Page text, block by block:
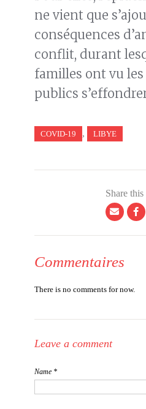
ne vient que
conséquences
conflit, durant
familles ont vu les
publics
COVID-19 , LIBYE
Share
Commentaires
There is no comments for now.
Leave a comment
Name *